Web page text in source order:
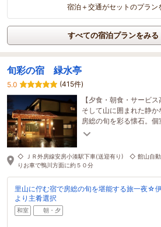
宿泊＋交通がセットのプラン
すべての宿泊プランをみる
旬彩の宿 緑水亭
5.0
(415件)
【夕食・朝食・サービ
そして山に囲まれた静
房総の旬を彩る懐石。
てを心ゆくまで味わう
◇ ＪＲ外房線安房小湊駅下車(送迎有り) ◇ 館山自動
りお車で鴨川方面に約５０分
里山に佇む宿で房総の旬を堪能する旅一夜☆
より主肴選択
和室 朝・夕